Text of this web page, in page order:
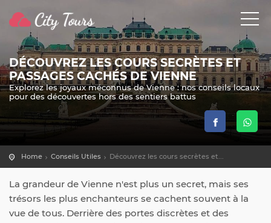
DÉCOUVREZ LES COURS SECRÈTES ET
PASSAGES CACHÉS DE VIENNE
Explorez les joyaux méconnus de Vienne : nos conseils locaux
pour des découvertes hors des sentiers battus
Home Conseils Utiles Découvrez les cours secrètes et...
La grandeur de Vienne n'est plus un secret, mais ses
trésors les plus enchanteurs se cachent souvent à la
vue de tous. Derrière des portes discrètes et des